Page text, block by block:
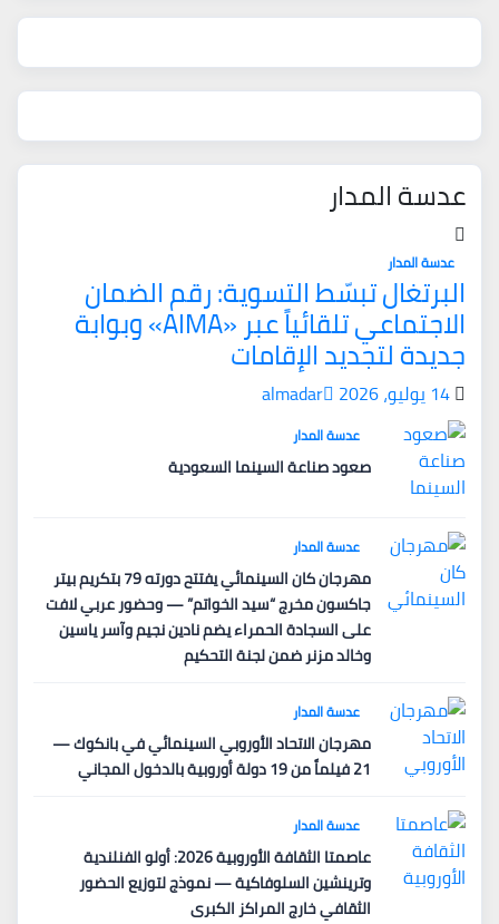
عدسة المدار
عدسة المدار
البرتغال تبسّط التسوية: رقم الضمان
الاجتماعي تلقائياً عبر «AIMA» وبوابة
جديدة لتجديد الإقامات
14 يوليو، 2026 almadar
عدسة المدار
صعود صناعة السينما السعودية
عدسة المدار
مهرجان كان السينمائي يفتتح دورته 79 بتكريم بيتر
جاكسون مخرج “سيد الخواتم” — وحضور عربي لافت
على السجادة الحمراء يضم نادين نجيم وآسر ياسين
وخالد مزنر ضمن لجنة التحكيم
عدسة المدار
مهرجان الاتحاد الأوروبي السينمائي في بانكوك —
21 فيلماً من 19 دولة أوروبية بالدخول المجاني
عدسة المدار
عاصمتا الثقافة الأوروبية 2026: أولو الفنلندية
وترينشين السلوفاكية — نموذج لتوزيع الحضور
الثقافي خارج المراكز الكبرى